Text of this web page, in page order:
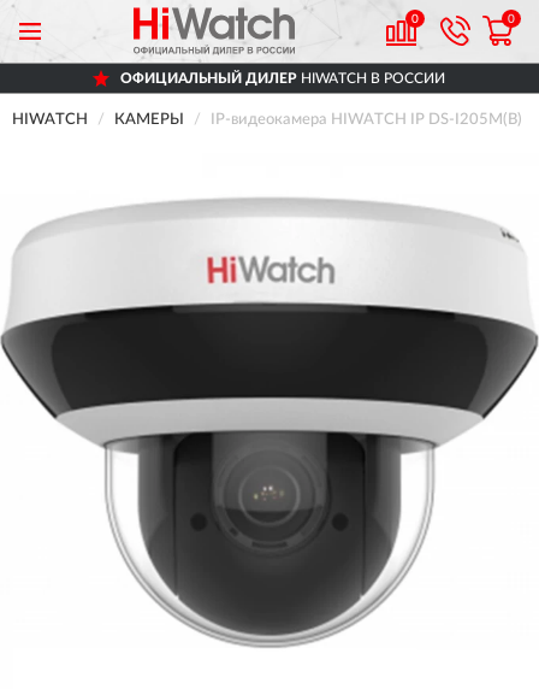
0 0
ОФИЦИАЛЬНЫЙ ДИЛЕРHIWATCH В РОССИИ
HIWATCH КАМЕРЫ IP-видеокамера HIWATCH IP DS-I205M(B)